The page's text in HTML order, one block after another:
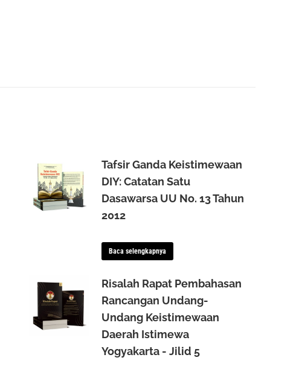
Tafsir Ganda Keistimewaan
DIY: Catatan Satu
Dasawarsa UU No. 13 Tahun
2012
Baca selengkapnya
Risalah Rapat Pembahasan
Rancangan Undang-
Undang Keistimewaan
Daerah Istimewa
Yogyakarta - Jilid 5